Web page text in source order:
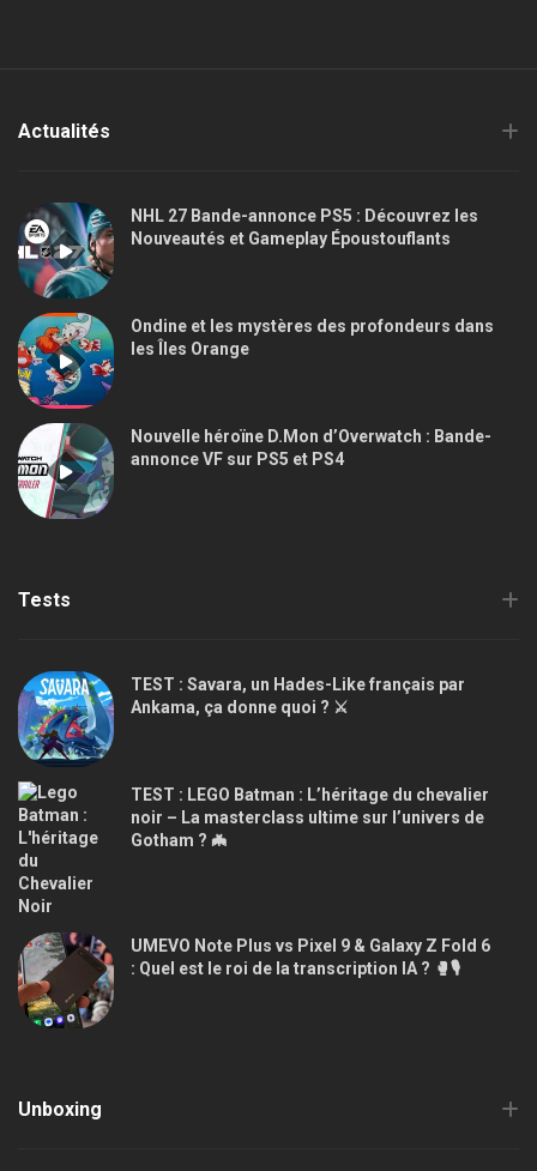
Actualités
NHL 27 Bande-annonce PS5 : Découvrez les
Nouveautés et Gameplay Époustouflants
Ondine et les mystères des profondeurs dans
les Îles Orange
Nouvelle héroïne D.Mon d’Overwatch : Bande-
annonce VF sur PS5 et PS4
Tests
TEST : Savara, un Hades-Like français par
Ankama, ça donne quoi ? ⚔️
TEST : LEGO Batman : L’héritage du chevalier
noir – La masterclass ultime sur l’univers de
Gotham ? 🦇
UMEVO Note Plus vs Pixel 9 & Galaxy Z Fold 6
: Quel est le roi de la transcription IA ? 🥊🎙️
Unboxing